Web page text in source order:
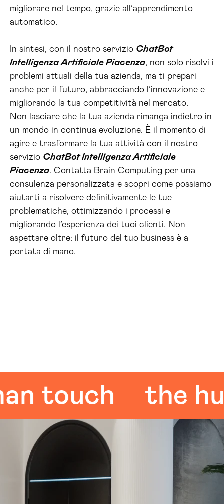
migliorare nel tempo, grazie all’apprendimento
automatico.
In sintesi, con il nostro servizio ChatBot
Intelligenza Artificiale Piacenza, non solo risolvi i
problemi attuali della tua azienda, ma ti prepari
anche per il futuro, abbracciando l’innovazione e
migliorando la tua competitività nel mercato.
Non lasciare che la tua azienda rimanga indietro in
un mondo in continua evoluzione. È il momento di
agire e trasformare la tua attività con il nostro
servizio ChatBot Intelligenza Artificiale
Piacenza. Contatta Brain Computing per una
consulenza personalizzata e scopri come possiamo
aiutarti a risolvere definitivamente le tue
problematiche, ottimizzando i processi e
migliorando l’esperienza dei tuoi clienti. Non
aspettare oltre: il futuro del tuo business è a
portata di mano.
the